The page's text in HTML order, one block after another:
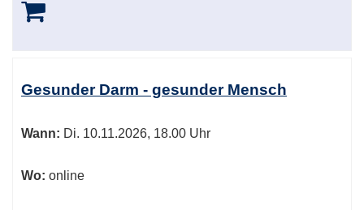
Gesunder Darm - gesunder Mensch
Wann: Di. 10.11.2026, 18.00 Uhr
Wo: online